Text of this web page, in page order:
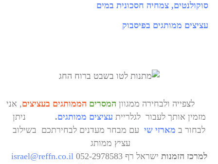
סוקולנטים, צמחיה חסכונית במים
עציצים ממותגים בפיסבוק
לצפייה ולבחירה ממגוון המסרים הממותגים בעציצים, אני
מזמין אותך לעבור לגלריית עציצים ממותגים. ניתן
לבחור ב מארזי שי עם מבחר מעדנים לבחירתכם בשילוב
עציץ ממותג
למרכז הזמנות ישראל רף 052-2978583
israel@reffn.co.il